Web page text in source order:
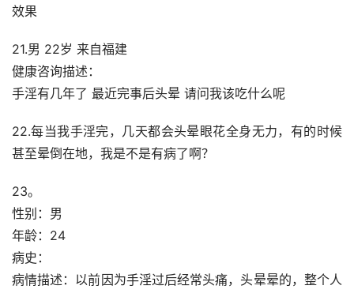
效果
21.男 22岁 来自福建
健康咨询描述：
手淫有几年了 最近完事后头晕 请问我该吃什么呢
22.每当我手淫完，几天都会头晕眼花全身无力，有的时候
甚至晕倒在地，我是不是有病了啊？
23。
性别：男
年龄：24
病史：
病情描述：以前因为手淫过后经常头痛，头晕晕的，整个人